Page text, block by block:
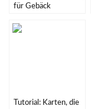
für Gebäck
DT}
Tutorial: Karten, die